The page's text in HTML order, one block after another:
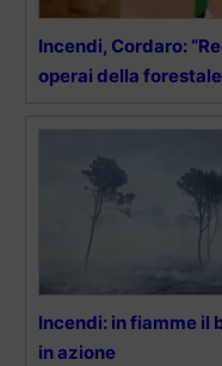
Incendi, Cordaro:
operai della
Incendi: in fiamme il
in azione